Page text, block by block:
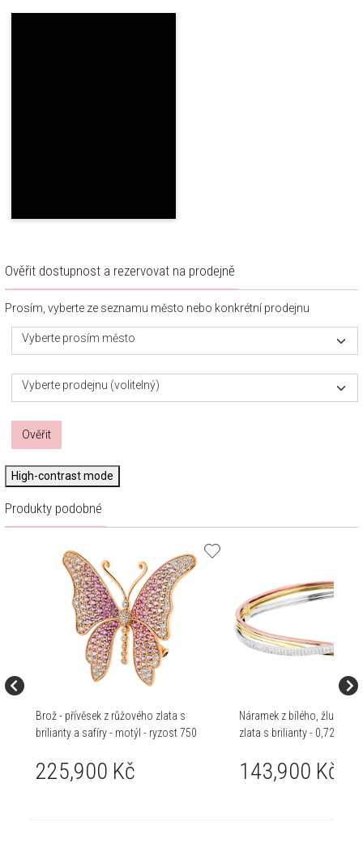
Ověřit dostupnost a rezervovat na prodejně
Prosím, vyberte ze seznamu město nebo konkrétní prodejnu
Vyberte prosím město
Vyberte prodejnu (volitelný)
Ověřit
High-contrast mode
Produkty podobné
Brož - přívěsek z růžového zlata s
brilianty a safíry - motýl - ryzost 750
225,900 Kč
Náramek z bílého, žlutého
zlata s brilianty - 0,72 ct -
143,900 Kč